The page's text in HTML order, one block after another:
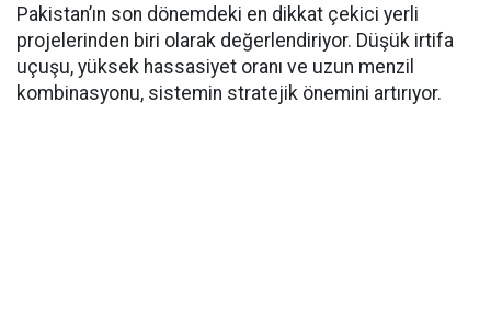
Pakistan’ın son dönemdeki en dikkat çekici yerli
projelerinden biri olarak değerlendiriyor. Düşük irtifa
uçuşu, yüksek hassasiyet oranı ve uzun menzil
kombinasyonu, sistemin stratejik önemini artırıyor.